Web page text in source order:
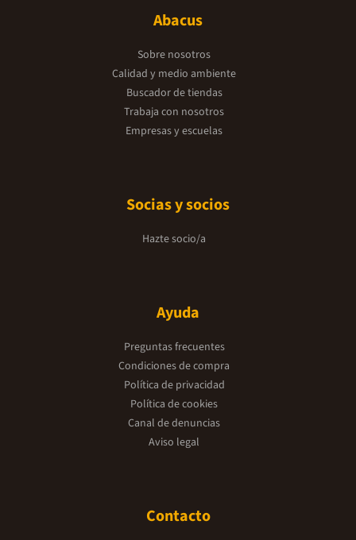
Abacus
Sobre nosotros
Calidad y medio ambiente
Buscador de tiendas
Trabaja con nosotros
Empresas y escuelas
Socias y socios
Hazte socio/a
Ayuda
Preguntas frecuentes
Condiciones de compra
Política de privacidad
Política de cookies
Canal de denuncias
Aviso legal
Contacto